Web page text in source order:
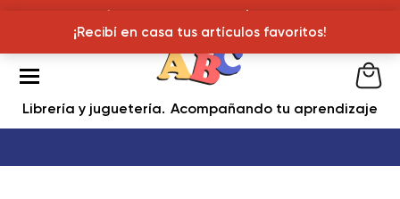
¡Recibí en casa tus articulos favoritos!
Librería y juguetería Acompañando tu aprendizaje
¡Recibí en casa tus artículos favoritos!